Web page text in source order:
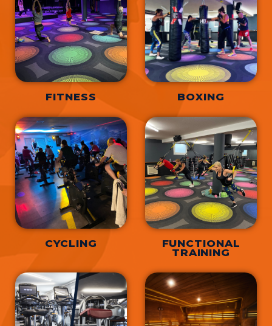
FITNESS BOXING
CYCLING FUNCTIONAL
TRAINING